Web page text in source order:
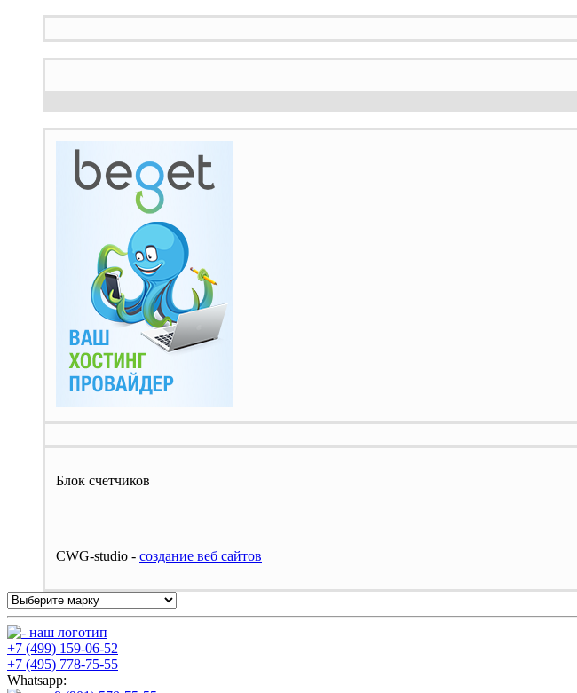
Блок счетчиков
CWG-studio - cоздание веб сайтов
+7 (499) 159-06-52
+7 (495) 778-75-55
Whatsapp: